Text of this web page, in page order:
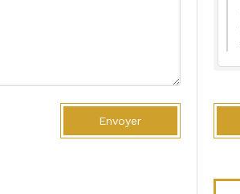
Envoyer